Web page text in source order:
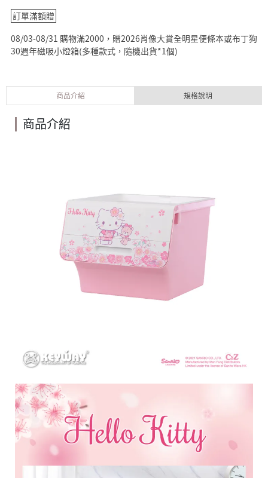
訂單滿額贈
08/03-08/31 購物滿2000，贈2026肖像大賞全明星便條本或布丁狗
30週年磁吸小燈箱(多種款式，隨機出貨*1個)
商品介紹 規格說明
商品介紹